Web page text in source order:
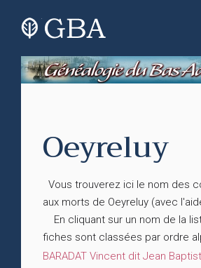
Oeyreluy
Vous trouverez ici le nom des
aux morts de Oeyreluy (avec
En cliquant sur un nom de la
fiches sont classées par ordre
BARADAT Vincent dit Jean